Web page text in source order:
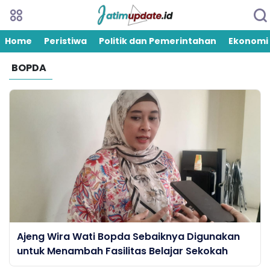
Home Peristiwa Politik dan Pemerintahan Ekonomi
BOPDA
Ajeng Wira Wati Bopda Sebaiknya Digunakan
untuk Menambah Fasilitas Belajar Sekokah